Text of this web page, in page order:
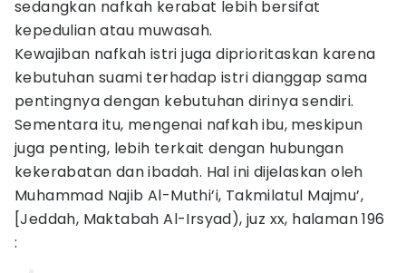
sedangkan nafkah kerabat lebih bersifat
kepedulian atau muwasah.
Kewajiban nafkah istri juga diprioritaskan karena
kebutuhan suami terhadap istri dianggap sama
pentingnya dengan kebutuhan dirinya sendiri.
Sementara itu, mengenai nafkah ibu, meskipun
juga penting, lebih terkait dengan hubungan
kekerabatan dan ibadah. Hal ini dijelaskan oleh
Muhammad Najib Al-Muthi’i, Takmilatul Majmu’,
[Jeddah, Maktabah Al-Irsyad), juz xx, halaman 196
: